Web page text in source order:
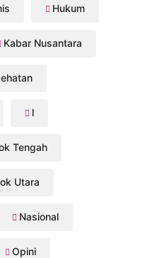
Hukum
Kabar Nusantara
l
Tengah
Utara
Nasional
Opini